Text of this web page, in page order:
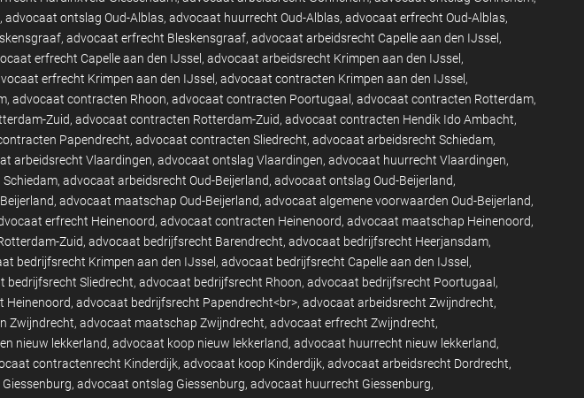
advocaat ontslag Oud-Alblas advocaat huurrecht Oud-Alblas advocaat erfrecht Oud-Alblas
advocaat erfrecht Bleskensgraaf advocaat arbeidsrecht Capelle aan den IJssel
erfrecht Capelle aan den IJssel advocaat arbeidsrecht Krimpen aan den IJssel
erfrecht Krimpen aan den IJssel advocaat contracten Krimpen aan den IJssel
advocaat contracten Rhoon advocaat contracten Poortugaal
advocaat contracten Rotterdam
Zuid advocaat contracten Rotterdam-Zuid advocaat contracten Hendik Ido Ambacht
Papendrecht advocaat contracten Sliedrecht advocaat arbeidsrecht Schiedam
arbeidsrecht Vlaardingen advocaat ontslag Vlaardingen advocaat huurrecht Vlaardingen
advocaat arbeidsrecht Oud-Beijerland advocaat ontslag Oud-Beijerland
advocaat maatschap Oud-Beijerland advocaat algemene voorwaarden Oud-Beijerland
erfrecht Heinenoord advocaat contracten Heinenoord advocaat maatschap Heinenoord
Zuid advocaat bedrijfsrecht Barendrecht advocaat bedrijfsrecht Heerjansdam
bedrijfsrecht Krimpen aan den IJssel advocaat bedrijfsrecht Capelle aan den IJssel
bedrijfsrecht Sliedrecht advocaat bedrijfsrecht Rhoon advocaat bedrijfsrecht Poortugaal
Heinenoord advocaat bedrijfsrecht Papendrecht<br> advocaat arbeidsrecht Zwijndrecht
Zwijndrecht advocaat maatschap Zwijndrecht advocaat erfrecht Zwijndrecht
nieuw lekkerland advocaat koop nieuw lekkerland advocaat huurrecht nieuw lekkerland
contractenrecht Kinderdijk advocaat koop Kinderdijk advocaat arbeidsrecht Dordrecht
advocaat ontslag Giessenburg advocaat huurrecht Giessenburg